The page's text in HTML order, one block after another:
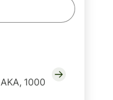
1000